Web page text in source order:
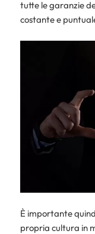
tutte le garanzie
costante e
È importante
propria cultura in